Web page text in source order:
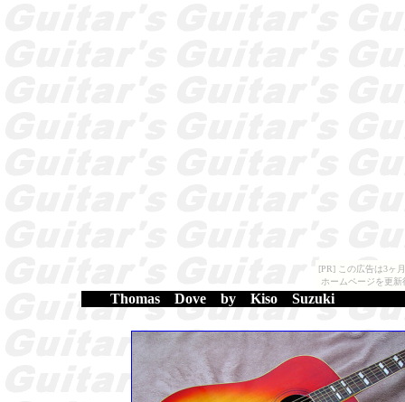
[PR] この広告は3ヶ
ホームページを更
Thomas Dove by Kiso Suzuki